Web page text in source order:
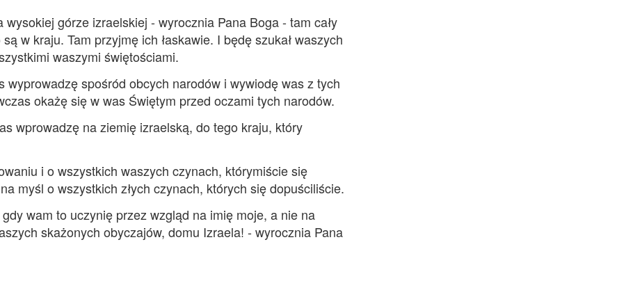
górze izraelskiej - wyrocznia Pana Boga - tam cały
w kraju. Tam przyjmę ich łaskawie. I będę szukał waszych
waszymi świętościami.
wyprowadzę spośród obcych narodów i wywiodę was z tych
okażę się w was Świętym przed oczami tych narodów.
wprowadzę na ziemię izraelską, do tego kraju, który
i o wszystkich waszych czynach, którymiście się
myśl o wszystkich złych czynach, których się dopuściliście.
wam to uczynię przez wzgląd na imię moje, a nie na
skażonych obyczajów, domu Izraela! - wyrocznia Pana